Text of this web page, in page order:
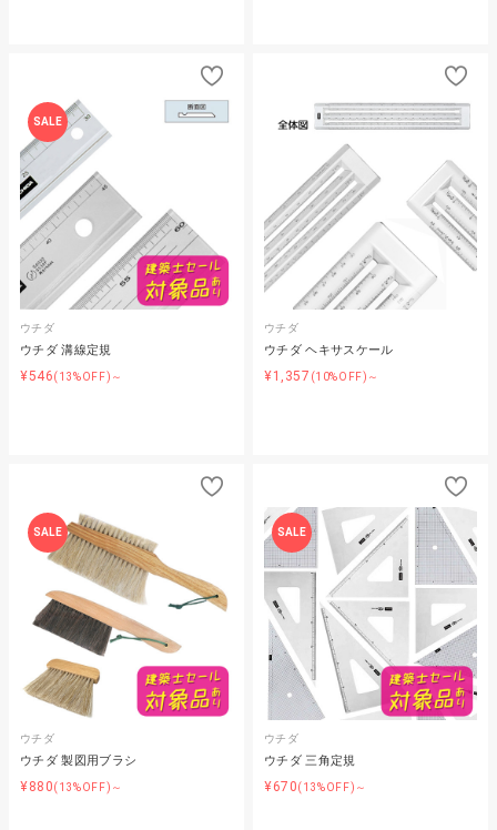
SALE
ウチダ
ウチダ 溝線定規
¥546(13%OFF)～
ウチダ
ウチダ ヘキサスケール
¥1,357 (10%OFF)～
SALE
ウチダ
ウチダ 製図用ブラシ
¥880(13%OFF)～
SALE
ウチダ
ウチダ 三角定規
¥670(13%OFF)～